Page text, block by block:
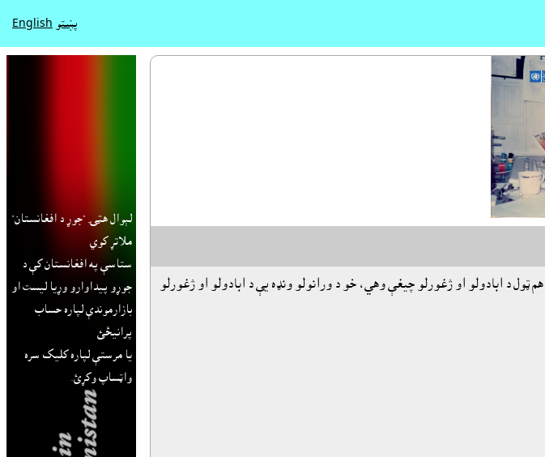
پښتو English
د ابادولو او ژغورلو چيغې وهي، خو د ورانولو ونډه يې د ابادولو او ژغورلو
لېوال هټۍ "جوړ د افغانستان"
ملاتړ کوي
ستاسې په افغانستان کې د
جوړو پيداوارو وړيا ليست او
بازارموندې لپاره حساب
پرانيځئ
يا مرستې لپاره کليک سره
واټساپ وکړئ.